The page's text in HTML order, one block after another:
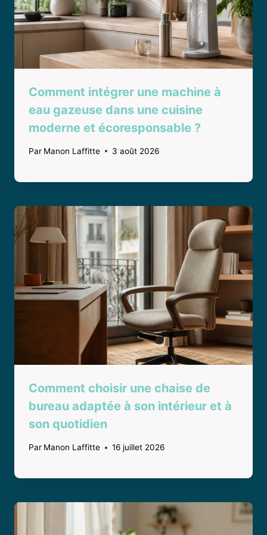
Comment intégrer une machine à
eau gazeuse dans une cuisine
moderne et écoresponsable ?
Par Manon Laffitte 3 août 2026
Comment choisir une chaise de
bureau adaptée à son intérieur et à
son quotidien
Par Manon Laffitte 16 juillet 2026